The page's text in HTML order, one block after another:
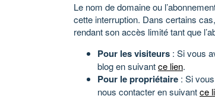
Le nom de domaine ou
cette interruption. Dans certains
rendant son accès limité tant que
Pour les visiteurs : Si vous
blog en suivantce lien.
Pour le propriétaire : Si
nous contacter en suivantce